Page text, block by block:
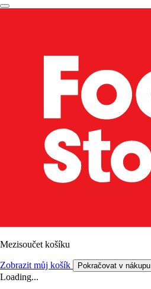
Mezisoučet košíku
Zobrazit můj košík Pokračovat v nákupu
Loading...